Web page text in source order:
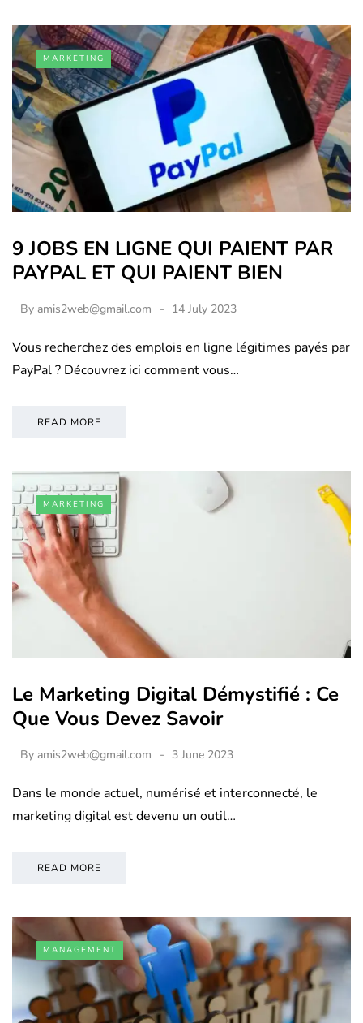
MARKETING
9 JOBS EN LIGNE QUI PAIENT PAR
PAYPAL ET QUI PAIENT BIEN
By amis2web@gmail.com 14 July 2023
Vous recherchez des emplois en ligne légitimes payés par
PayPal ? Découvrez ici comment vous…
READ MORE
MARKETING
Le Marketing Digital Démystifié : Ce
Que Vous Devez Savoir
By amis2web@gmail.com 3 June 2023
Dans le monde actuel, numérisé et interconnecté, le
marketing digital est devenu un outil…
READ MORE
MANAGEMENT